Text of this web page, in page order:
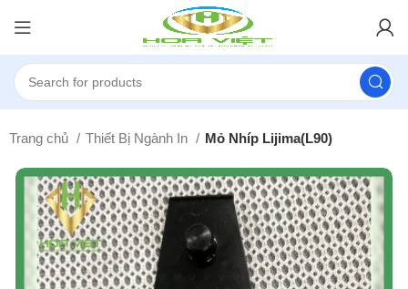
Trang chủ Thiết Bị Ngành In Mỏ Nhíp Lijima(L90)